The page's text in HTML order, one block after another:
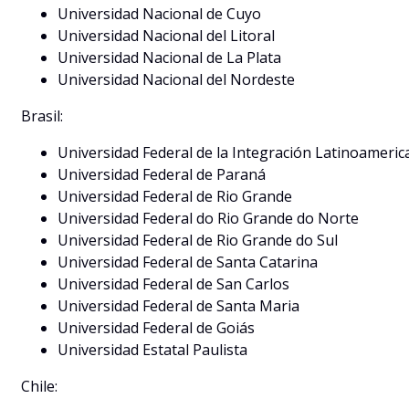
Universidad Nacional de Cuyo
Universidad Nacional del Litoral
Universidad Nacional de La Plata
Universidad Nacional del Nordeste
Brasil:
Universidad Federal de la Integración
Universidad Federal de Paraná
Universidad Federal de Rio Grande
Universidad Federal do Rio Grande do Norte
Universidad Federal de Rio Grande do Sul
Universidad Federal de Santa Catarina
Universidad Federal de San Carlos
Universidad Federal de Santa Maria
Universidad Federal de Goiás
Universidad Estatal Paulista
Chile: